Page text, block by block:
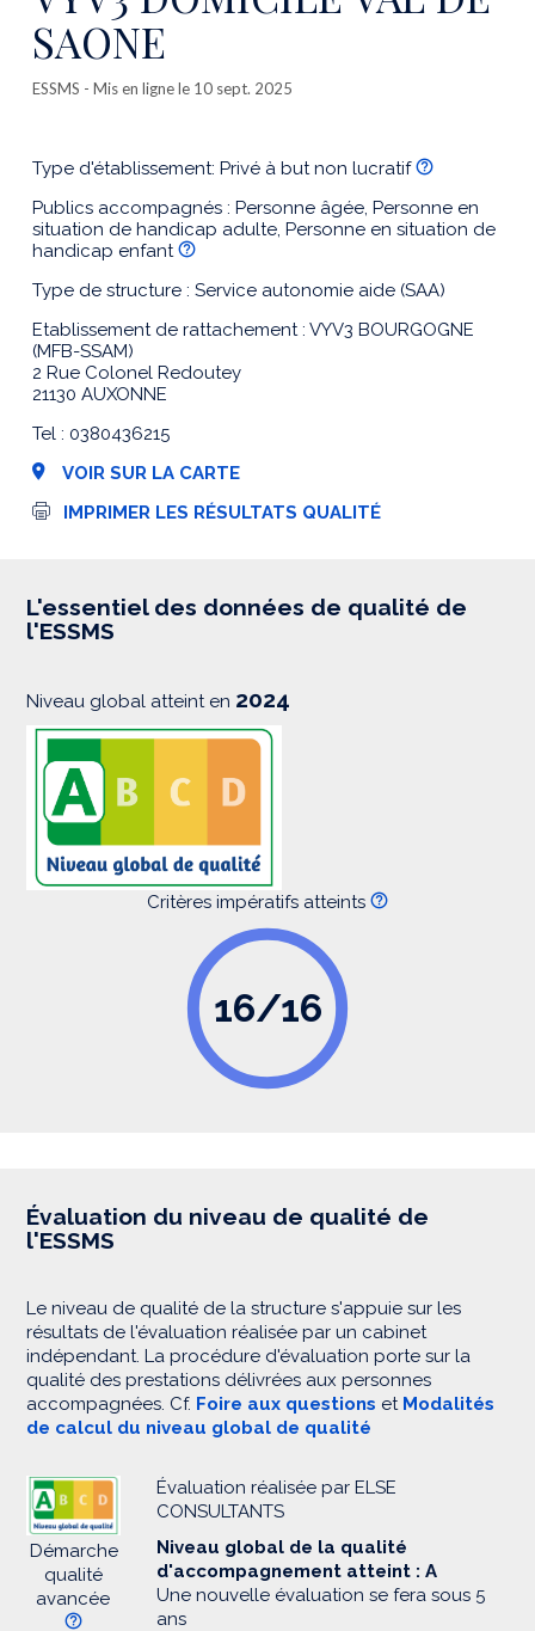
SAONE
ESSMS - Mis en ligne le 10 sept. 2025
Type d'établissement: Privé à but non lucratif
Publics accompagnés : Personne âgée, Personne en
situation de handicap adulte, Personne en situation de
handicap enfant
Type de structure : Service autonomie aide (SAA)
Etablissement de rattachement : VYV3 BOURGOGNE
(MFB-SSAM)
2 Rue Colonel Redoutey
21130 AUXONNE
Tel : 0380436215
VOIR SUR LA CARTE
I
s
i
IMPRIMER LES RÉSULTATS QUALITÉ
L'essentiel des données de qualité de
l'ESSMS
Niveau global atteint en 2024
Critères impératifs atteints
16/16
Évaluation du niveau de qualité de
l'ESSMS
Le niveau de qualité de la structure s'appuie sur les
résultats de l'évaluation réalisée par un cabinet
indépendant. La procédure d'évaluation porte sur la
qualité des prestations délivrées aux personnes
accompagnées. Cf. Foire aux questions et Modalités
de calcul du niveau global de qualité
Démarche
qualité
avancée
Évaluation réalisée par ELSE
CONSULTANTS
Niveau global de la qualité
d'accompagnement atteint : A
Une nouvelle évaluation se fera sous 5
ans